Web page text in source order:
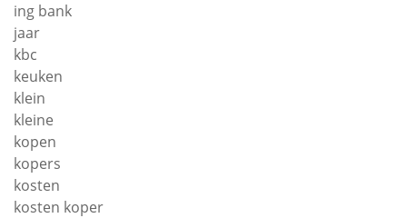
ing bank
jaar
kbc
keuken
klein
kleine
kopen
kopers
kosten
kosten koper